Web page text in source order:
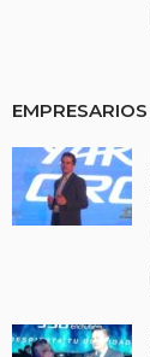
EMPRESARIOS